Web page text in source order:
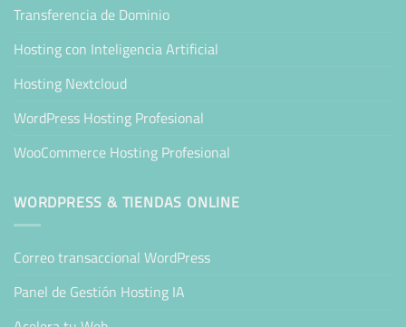
Transferencia de Dominio
Hosting con Inteligencia Artificial
Hosting Nextcloud
WordPress Hosting Profesional
WooCommerce Hosting Profesional
WORDPRESS & TIENDAS ONLINE
Correo transaccional WordPress
Panel de Gestión Hosting IA